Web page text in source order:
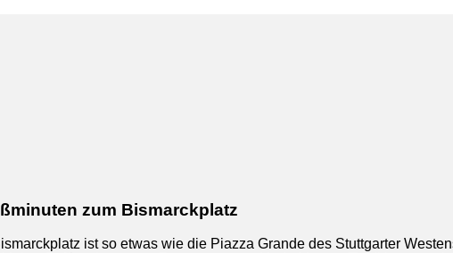
zum Bismarckplatz
ist so etwas wie die Piazza Grande des Stuttgarter